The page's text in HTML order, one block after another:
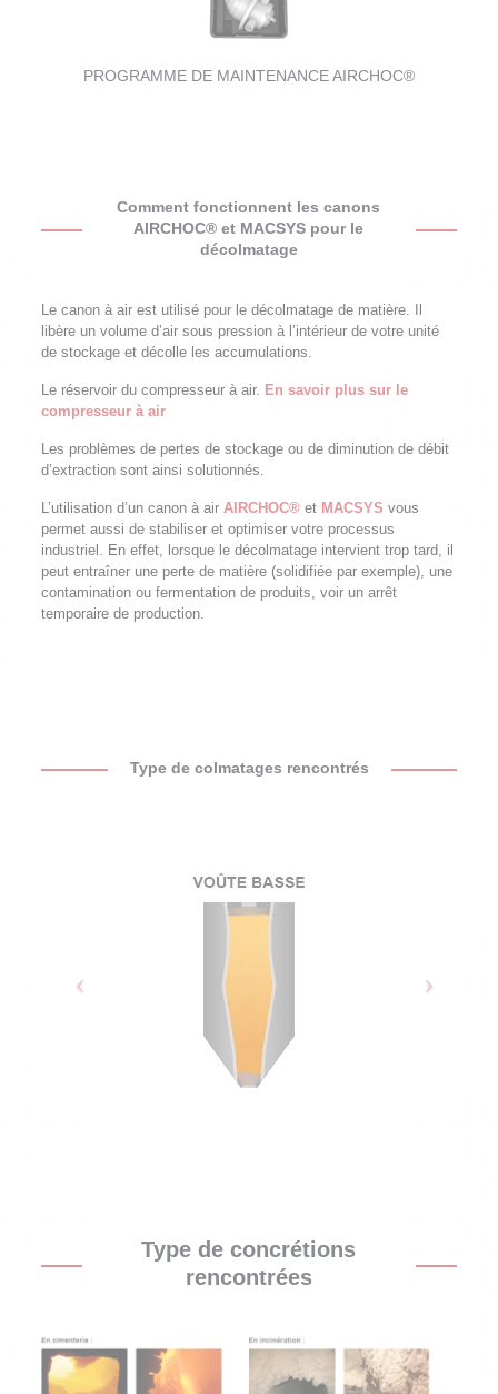
PROGRAMME DE MAINTENANCE AIRCHOC®
Comment fonctionnent les canons
AIRCHOC® et MACSYS pour le
décolmatage
Le canon à air est utilisé pour le décolmatage de matière. Il
libère un volume d’air sous pression à l’intérieur de votre unité
de stockage et décolle les accumulations.
Le réservoir du compresseur à air. En savoir plus sur le
compresseur à air
Les problèmes de pertes de stockage ou de diminution de débit
d’extraction sont ainsi solutionnés.
L’utilisation d’un canon à air AIRCHOC® et MACSYS vous
permet aussi de stabiliser et optimiser votre processus
industriel. En effet, lorsque le décolmatage intervient trop tard, il
peut entraîner une perte de matière (solidifiée par exemple), une
contamination ou fermentation de produits, voir un arrêt
temporaire de production.
Type de colmatages rencontrés
Type de concrétions
rencontrées